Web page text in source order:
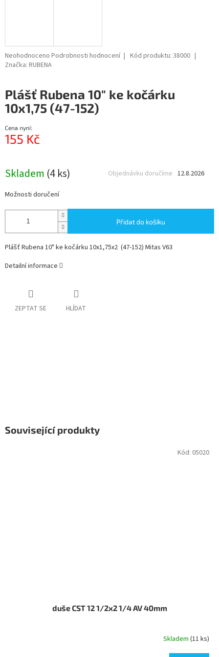
Průměrné
hodnocení
0,0
z
5
Neohodnoceno Podrobnosti hodnocení Kód produktu: 38000
Značka: RUBENA
Plášť Rubena 10" ke kočárku
10x1,75 (47-152)
Cena nyní:
155 Kč
Skladem (4 ks) 12.8.2026
Objednávku doručíme
Možnosti doručení
Přidat do košíku
Plášť Rubena 10" ke kočárku 10x1,75x2 (47-152) Mitas V63
Detailní informace
ZEPTAT SE HLÍDAT
Související produkty
duše CST 12 1/2x2 1/4 AV 40mm
Skladem (11 ks)
Kód: 05020